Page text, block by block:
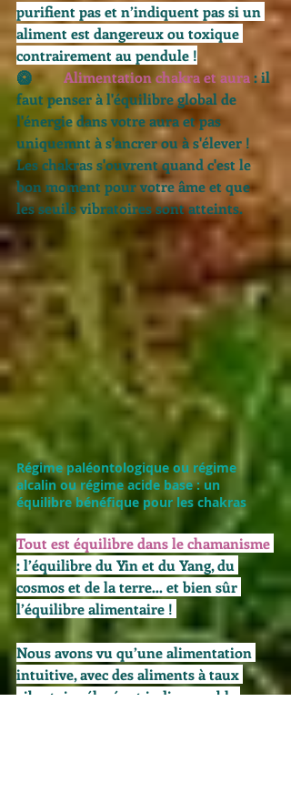
purifient pas et n’indiquent pas si un
aliment est dangereux ou toxique
contrairement au pendule !
🥝
Alimentation chakra et aura : il
faut penser à l'équilibre global de
l'énergie dans votre aura et pas
uniquemnt à s'ancrer ou à s'élever !
Les chakras s'ouvrent quand c'est le
bon moment pour votre âme et que
les seuils vibratoires sont atteints.
Régime paléontologique ou régime
alcalin ou régime acide base : un
équilibre bénéfique pour les chakras
Tout est équilibre dans le chamanisme
: l’équilibre du Yin et du Yang, du
cosmos et de la terre… et bien sûr
l’équilibre alimentaire !
Nous avons vu qu’une alimentation
intuitive, avec des aliments à taux
vibratoire élevé est indispensable